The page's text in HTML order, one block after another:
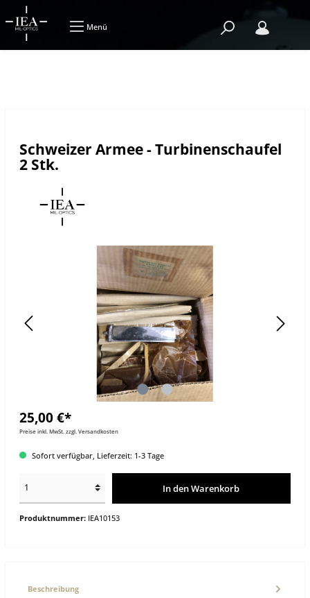
Menü
Schweizer Armee - Turbinenschaufel
2 Stk.
25,00 €*
Preise inkl. MwSt. zzgl. Versandkosten
Sofort verfügbar, Lieferzeit: 1-3 Tage
In den Warenkorb
Produktnummer: IEA10153
Beschreibung